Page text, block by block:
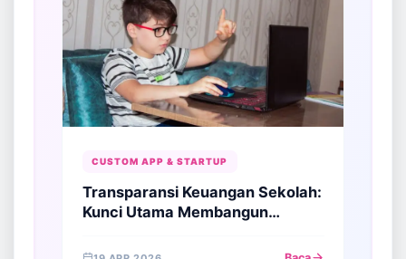
CUSTOM APP & STARTUP
Transparansi Keuangan Sekolah:
Kunci Utama Membangun
Digital